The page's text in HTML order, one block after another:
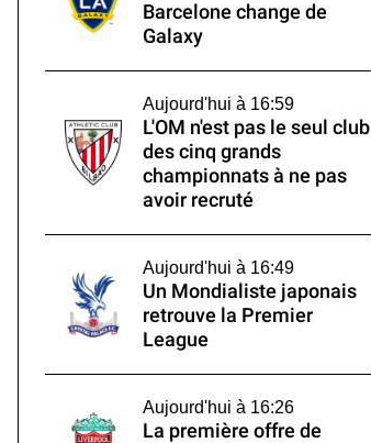
Barcelone change de
Galaxy
Aujourd'hui à 16:59
L'OM n'est pas le seul club
des cinq grands
championnats à ne pas
avoir recruté
Aujourd'hui à 16:49
Un Mondialiste japonais
retrouve la Premier
League
Aujourd'hui à 16:26
La première offre de